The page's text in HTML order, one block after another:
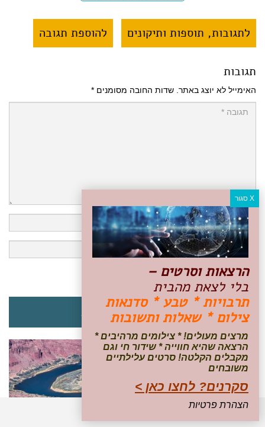
לתגובות, תוספות ותיקונים להוספת תגובה
תגובות
האימייל לא יוצג באתר. שדות החובה מסומנים *
כתבות מארצות הברית
הרצאות וסרטים –
בלי לצאת מהבית
תרבויות * טבע * סדנאות
צילום * שאלות ותשובות
מרצים מעולים! * צילומים מרהיבים *
הרצאה שהיא חווייה * שידור חי וגם
מקבלים הקלטה! סרטים עלילתיים
משובחים
סקרנים? לחצו כאן >
הצהרת פרטיות